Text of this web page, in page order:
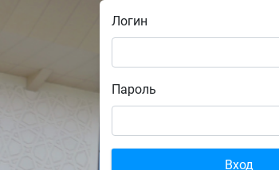
Логин
Пароль
Вход